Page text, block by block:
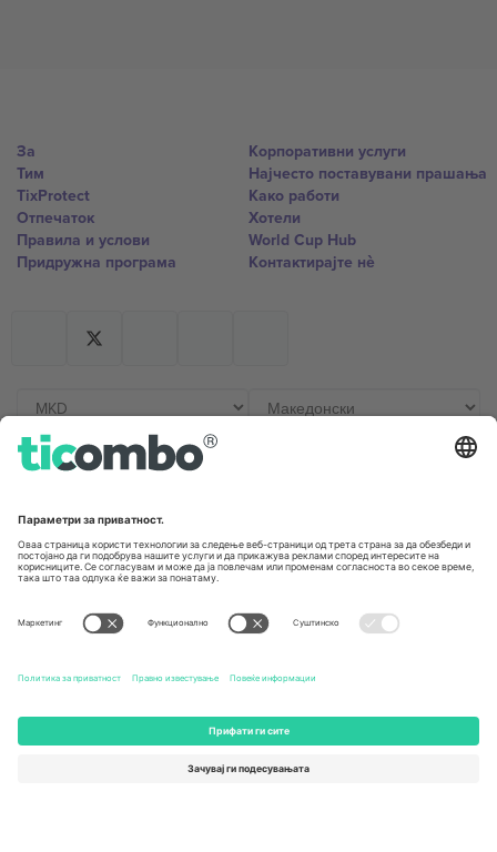
За
Тим
TixProtect
Отпечаток
Правила и услови
Придружна програма
Корпоративни услуги
Најчесто поставувани прашања
Како работи
Хотели
World Cup Hub
Контактирајте нѐ
Unter den Linden 24, 10117
Berlin, Germany
167 City Road, London, Greater
Kingdom
Newark, Delaware 19713, United
States
Engelberg, Switzerland